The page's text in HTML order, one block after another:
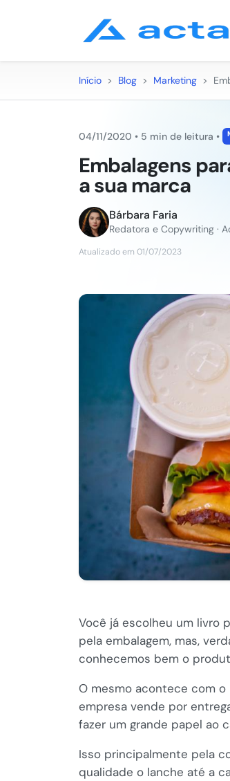
Início > Blog > Marketing >
04/11/2020 • 5 min de leitura •
Embalagens
a sua marca
Bárbara Faria
Redatora e Copywriting ·
Atualizado em 01/07/2023
Você já escolheu um livro
pela embalagem, mas,
conhecemos bem o
O mesmo acontece com
empresa vende por
fazer um grande papel ao
Isso principalmente pela
qualidade o lanche até a